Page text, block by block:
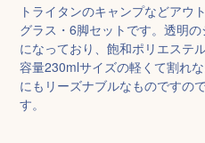
トライタンのキャンプなどアウ
グラス・6脚セットです。透明
になっており、飽和ポリエステ
容量230mlサイズの軽くて割れ
にもリーズナブルなものですの
す。